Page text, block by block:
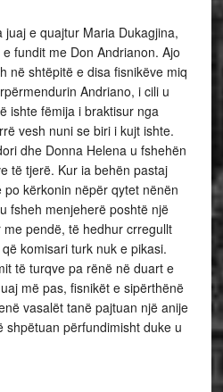
e quajtur Maria Dukagjina,
fundit me Don Andrianon. Ajo
në shtëpitë e disa fisnikëve miq
Andriano, i cili u
ishte fëmija i braktisur nga
vesh nuni se biri i kujt ishte.
dhe Donna Helena u fshehën
të tjerë. Kur ia behën pastaj
kërkonin nëpër qytet nënën
fsheh menjeherë poshtë një
pendë, të hedhur crregullt
komisari turk nuk e pikasi.
të turqve pa rënë në duart e
më pas, fisnikët e sipërthënë
vasalët tanë pajtuan një anije
shpëtuan përfundimisht duke u